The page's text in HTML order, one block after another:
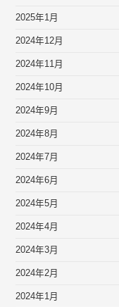
2025年1月
2024年12月
2024年11月
2024年10月
2024年9月
2024年8月
2024年7月
2024年6月
2024年5月
2024年4月
2024年3月
2024年2月
2024年1月